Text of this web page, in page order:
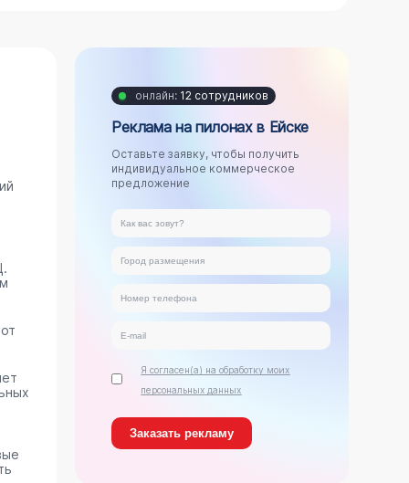
онлайн: 12 сотрудников
Реклама на пилонах в Ейске
Оставьте заявку, чтобы получить
индивидуальное коммерческое
предложение
Я согласен(а) на обработку моих
персональных данных